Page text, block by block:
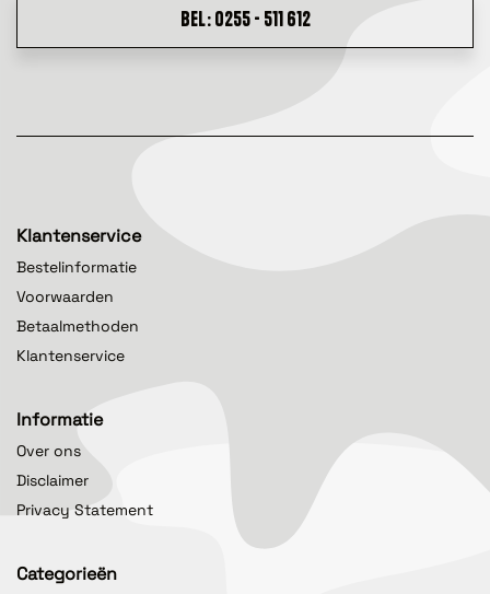
BEL: 0255 - 511 612
Klantenservice
Bestelinformatie
Voorwaarden
Betaalmethoden
Klantenservice
Informatie
Over ons
Disclaimer
Privacy Statement
Categorieën